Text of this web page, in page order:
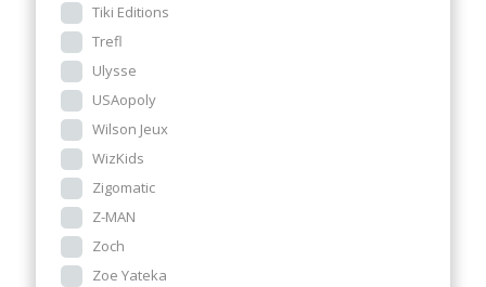
Tiki Editions
Trefl
Ulysse
USAopoly
Wilson Jeux
WizKids
Zigomatic
Z-MAN
Zoch
Zoe Yateka